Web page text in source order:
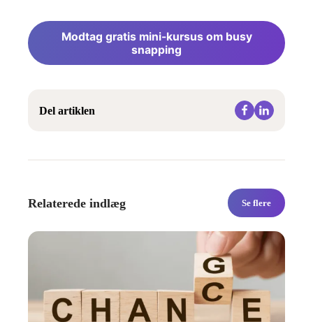
Modtag gratis mini-kursus om busy
snapping
Del artiklen
Relaterede indlæg Se flere